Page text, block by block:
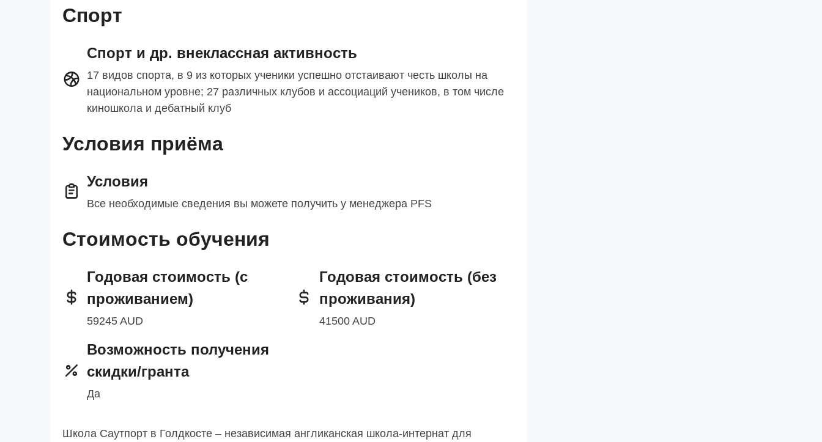
Спорт
Спорт и др. внеклассная активность
17 видов спорта, в 9 из которых ученики успешно отстаивают честь школы на
национальном уровне; 27 различных клубов и ассоциаций учеников, в том числе
киношкола и дебатный клуб
Условия приёма
Условия
Все необходимые сведения вы можете получить у менеджера PFS
Стоимость обучения
Годовая стоимость (с
проживанием)
59245 AUD
Годовая стоимость (без
проживания)
41500 AUD
Возможность получения
скидки/гранта
Да
Школа Саутпорт в Голдкосте – независимая англиканская школа-интернат для